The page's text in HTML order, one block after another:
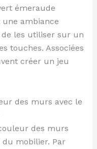
émeraude
ambiance
les utiliser sur un
touches. Associées
créer un jeu
des murs avec le
des murs
mobilier. Par